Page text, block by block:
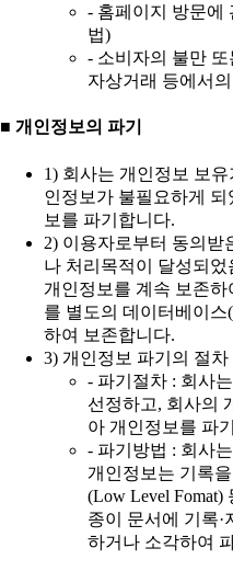
- 홈페이지 방문에
법)
- 소비자의 불만
자상거래 등에서
■ 개인정보의 파기
1) 회사는 개인정보 보
인정보가 불필요하게
보를 파기합니다.
2) 이용자로부터 동의받
나 처리목적이 달성되
개인정보를 계속 보존
를 별도의 데이터베이
하여 보존합니다.
3) 개인정보 파기의 절
- 파기절차 : 회사
선정하고, 회사의
아 개인정보를 파
- 파기방법 : 회사
개인정보는 기록
(Low Level
종이 문서에 기록·
하거나 소각하여